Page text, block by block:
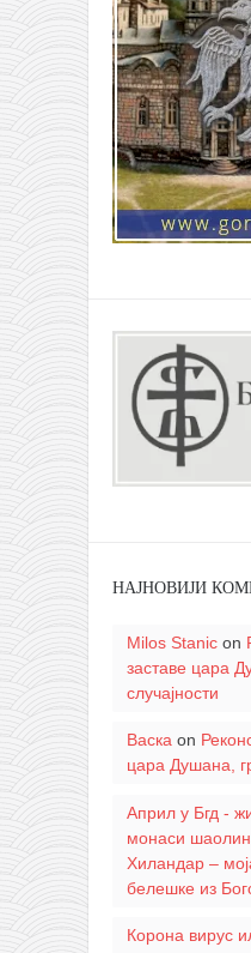
НАЈНОВИЈИ
Milos Stanicon
заставе цара
случајности
Васка on
цара Душана,
Април у Бгд -
монаси
Хиландар –
белешке из
Корона вирус